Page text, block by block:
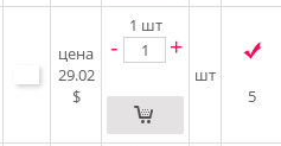
цена
29.02
$
1 шт
- +
шт
5